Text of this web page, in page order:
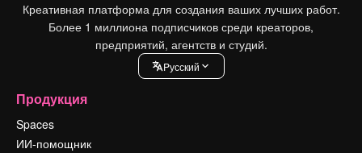
Креативная платформа для создания ваших лучших работ.
Более 1 миллиона подписчиков среди креаторов,
предприятий, агентств и студий.
Pусский
Продукция
Spaces
ИИ-помощник